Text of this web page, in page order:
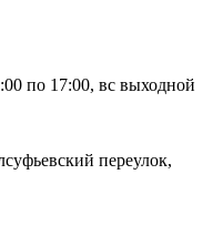
по 17:00, вс выходной
переулок,